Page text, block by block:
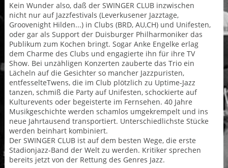
Kein Wunder also, daß der SWINGER CLUB inzwischen
nicht nur auf Jazzfestivals (Leverkusener Jazztage,
Groovenight Hilden...) in Clubs (BRD, AU,CH) und Unifesten,
oder gar als Support der Duisburger Philharmoniker das
Publikum zum Kochen bringt. Sogar Anke Engelke erlag
dem Charme des Clubs und engagierte ihn für ihre TV
Show. Bei unzähligen Konzerten zauberte das Trio ein
Lächeln auf die Gesichter so mancher Jazzpuristen,
entfesselteTwens, die im Club plötzlich zu Uptime-Jazz
tanzen, schmiß die Party auf Unifesten, schockierte auf
Kulturevents oder begeisterte im Fernsehen. 40 Jahre
Musikgeschichte werden schamlos umgekrempelt und ins
neue Jahrtausend transportiert. Unterschiedlichste Stücke
werden beinhart kombiniert.
Der SWINGER CLUB ist auf dem besten Wege, die erste
Stadionjazz-Band der Welt zu werden. Kritiker sprechen
bereits jetzt von der Rettung des Genres Jazz.